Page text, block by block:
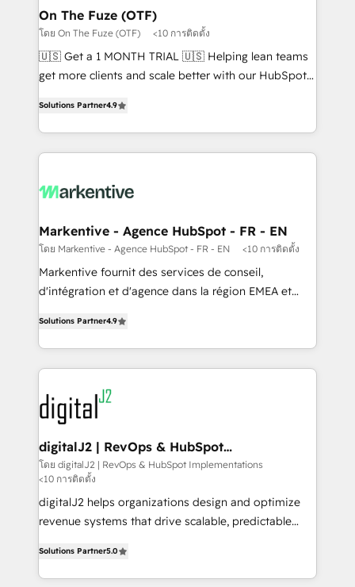
🎯Demand Gen & ABM: Drive pipeline with inbound,
ABM, AEO, SEO, & paid media. 👩‍💻Web Design:
Build high-performing websites with UX, messaging,
& conversion strategy that drive results. 🤖AI
AI, & maximize AEO with tailored AI services. 🧩
Integrations: Extend HubSpot with custom
On The Fuze (OTF)
โดย On The Fuze (OTF) <10 การติดตั้ง
🇺🇸 Get a 1 MONTH TRIAL 🇺🇸 Helping lean teams
get more clients and scale better with our HubSpot
Win more business - Reduce no-shows - Improve
lead & deal conversion rates - Scale with less
What do you get? 🤓 Our client's are too busy to
Personal Consultant + Tech Team to handle the
heavy lifting of mapping out AND building your ideal
system. + Get best practices and 'don't know what
you don't know' recommendations to maximize
6,500+ Partners) and was named 2023 HubSpot
Partner of the Year 💥 Trusted by 2,500+ companies
www.onthefuze.com/hubspot-admin Contact us to
learn more!
Solutions Partner4.9
Markentive - Agence HubSpot - FR - EN
โดย Markentive - Agence HubSpot - FR - EN <10 การติดตั้ง
Markentive fournit des services de conseil,
d'intégration et d'agence dans la région EMEA et
marketing automation, Growth, Revops, CRM et
webdesign. Markentive is both a consulting firm, a
digital agency and an integrator. With over 115
experts in marketing automation, growth, revops,
CRM and webdesign (We focus on EMEA - USA
customers).
Solutions Partner4.9
digitalJ2 | RevOps & HubSpot
Implementations
โดย digitalJ2 | RevOps & HubSpot Implementations
<10 การติดตั้ง
digitalJ2 helps organizations design and optimize
revenue systems that drive scalable, predictable
Partner, we specialize in both strategic RevOps
planning and hands-on technical execution - building
Solutions Partner5.0